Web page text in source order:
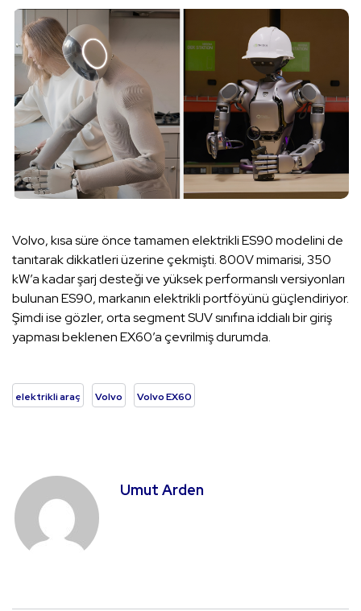
Volvo, kısa süre önce tamamen elektrikli ES90 modelini de
tanıtarak dikkatleri üzerine çekmişti. 800V mimarisi, 350
kW’a kadar şarj desteği ve yüksek performanslı versiyonları
bulunan ES90, markanın elektrikli portföyünü güçlendiriyor.
Şimdi ise gözler, orta segment SUV sınıfına iddialı bir giriş
yapması beklenen EX60’a çevrilmiş durumda.
elektrikli araç Volvo Volvo EX60
Umut Arden